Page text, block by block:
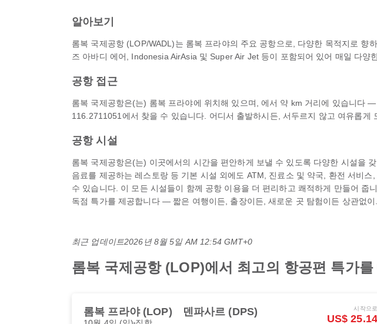
알아보기
롬복 국제공항 (LOP/WADL)는 롬복 프라야의 주요 공항으로, 다양한 목적지로
즈 아바디 에어, Indonesia AirAsia 및 Super Air Jet 등이 포함되어 있어 매일 다양
공항 접근
롬복 국제공항은(는) 롬복 프라야에 위치해 있으며, 에서 약 km 거리에 있습니다
116.2711051에서 찾을 수 있습니다. 어디서 출발하시든, 서두르지 않고 여유롭게
공항 시설
롬복 국제공항은(는) 이곳에서의 시간을 편안하게 보낼 수 있도록 다양한 시설을
음료를 제공하는 레스토랑 등 기본 시설 외에도 ATM, 진료소 및 약국, 환전 서비
수 있습니다. 이 모든 시설들이 함께 공항 이용을 더 편리하고 쾌적하게 만들어
독점 특가를 제공합니다 — 짧은 여행이든, 출장이든, 새로운 곳 탐험이든 상관없
최근 업데이트2026년 8월 5일 AM 12:54 GMT+0
롬복 국제공항 (LOP)에서 최고의 항공편 특가
롬복 프라야 (LOP) 덴파사르 (DPS) 시작으로
US$ 25.14